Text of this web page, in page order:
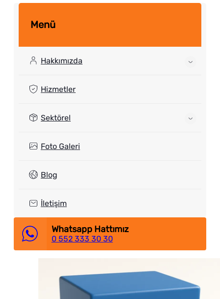
Menü
Hakkımızda
Hizmetler
Sektörel
Foto Galeri
Blog
İletişim
Whatsapp Hattımız
0 552 333 30 30